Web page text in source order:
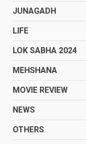
JUNAGADH
LIFE
LOK SABHA 2024
MEHSHANA
MOVIE REVIEW
NEWS
OTHERS